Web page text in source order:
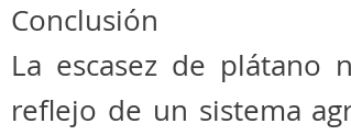
Conclusión
La escasez de plátano
reflejo de un sistema